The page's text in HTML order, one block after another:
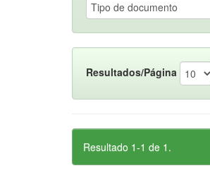
Resultados/Página
Resultado 1-1 de 1.